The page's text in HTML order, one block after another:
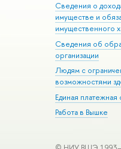
Сведения о
имуществе и
имущественного
Сведения об
организации
Людям с
возможностями
Единая платежная
Работа в Вышке